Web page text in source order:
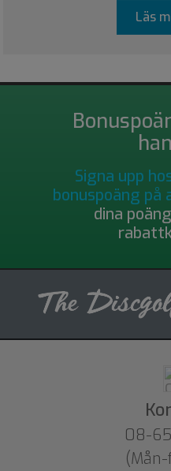
Läs
Signa upp
bonuspoäng på
dina
08-